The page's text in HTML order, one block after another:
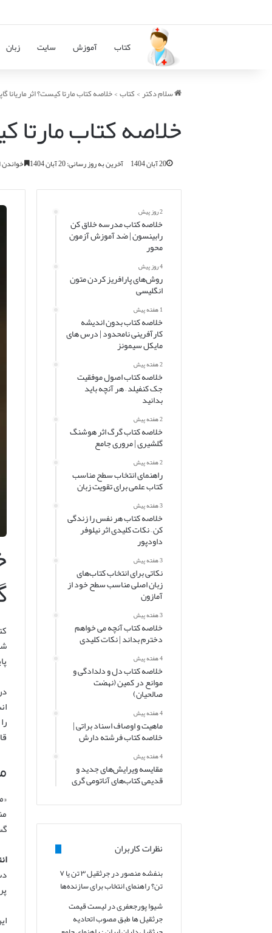
کتاب آموزش سایت زبان
سلام دکتر>کتاب>خلاصه کتاب مارتا کیست؟ اثر ماریانا
خلاصه کتاب مارتا
20 آبان 1404 آخرین به روز رسانی: 20 آبان 1404 خواندن این
2 روز پیش
خلاصه کتاب مدرسه خلاق کن
رابینسون | ضد آموزش آزمون
محور
4 روز پیش
روش‌های پارافریز کردن متون
انگلیسی
1 هفته پیش
خلاصه کتاب بدون اندیشه
کارآفرینی نامحدود | درس های
مایکل سیمونز
2 هفته پیش
خلاصه کتاب اصول موفقیت
جک کنفیلد – هر آنچه باید
بدانید
2 هفته پیش
خلاصه کتاب گرگ اثر هوشنگ
گلشیری | مروری جامع
2 هفته پیش
راهنمای انتخاب سطح مناسب
کتاب علمی برای تقویت زبان
3 هفته پیش
خلاصه کتاب هر نفس را زندگی
کن – نکات کلیدی اثر نیلوفر
داودپور
3 هفته پیش
نکاتی برای انتخاب کتاب‌های
زبان اصلی مناسب سطح خود از
آمازون
3 هفته پیش
خلاصه کتاب آنچه می خواهم
دخترم بداند | نکات کلیدی
4 هفته پیش
خلاصه کتاب دل و دلدادگی و
موانع در کمین (نهضت
صالحیان)
4 هفته پیش
ماهیت و اوصاف اسناد براتی |
خلاصه کتاب فرشته دارش
4 هفته پیش
مقایسه ویرایش‌های جدید و
قدیمی کتاب‌های آناتومی گری
نظرات کاربران
بنفشه منصوردر
جرثقیل ۳ تن یا ۷
تن؟ راهنمای انتخاب برای سازنده‌ها
شیوا پورجعفریدرلیست قیمت
جرثقیل ها طبق مصوب اتحادیه